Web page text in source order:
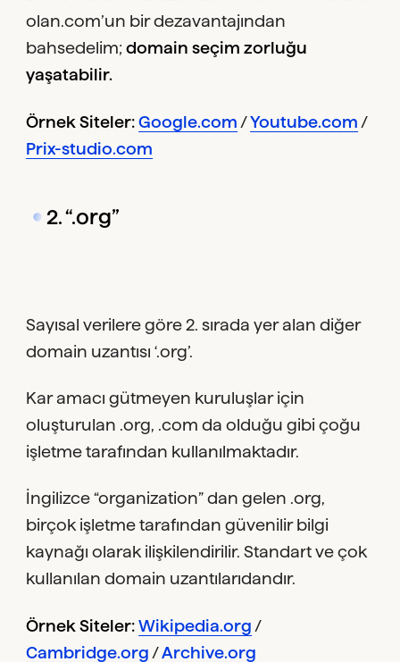
olan.com’un bir dezavantajından
bahsedelim;domain seçim zorluğu
yaşatabilir.
Örnek Siteler: Google.com /Youtube.com /
Prix-studio.com
2. “.org”
Sayısal verilere göre 2. sırada yer alan diğer
domain uzantısı ‘.org’.
Kar amacı gütmeyen kuruluşlar için
oluşturulan .org, .com da olduğu gibi çoğu
işletme tarafından kullanılmaktadır.
İngilizce “organization” dan gelen .org,
birçok işletme tarafından güvenilir bilgi
kaynağı olarak ilişkilendirilir. Standart ve çok
kullanılan domain uzantılarıdandır.
Örnek Siteler: Wikipedia.org /
Cambridge.org / Archive.org